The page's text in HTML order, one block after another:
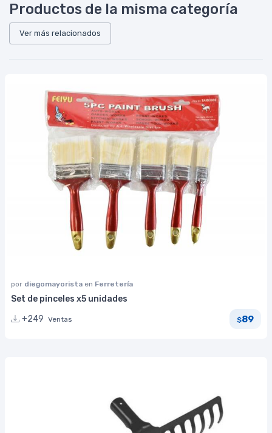
Productos de la misma categoría
Ver más relacionados
por diegomayorista en Ferretería
Set de pinceles x5 unidades
+249 Ventas $89